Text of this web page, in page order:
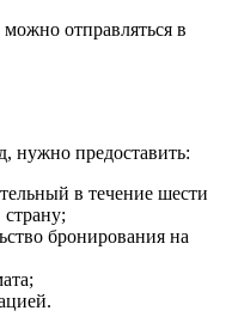
отправляться в
нужно предоставить:
в течение шести
бронирования на